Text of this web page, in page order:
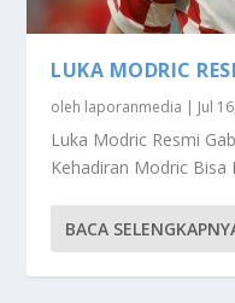
LUKA MODRIC
oleh laporanmedia | Jul
Luka Modric Resmi
Kehadiran Modric Bisa
BACA